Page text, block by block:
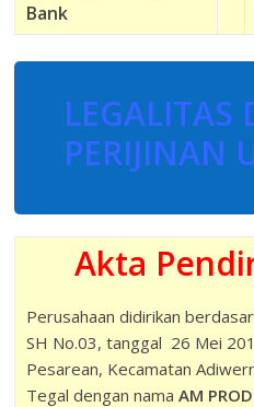
Bank
LEGALITAS
PERIJINAN
Akta
Perusahaan didirikan
SH No.03, tanggal 26 Mei
Pesarean, Kecamatan
Tegal dengan namaAM